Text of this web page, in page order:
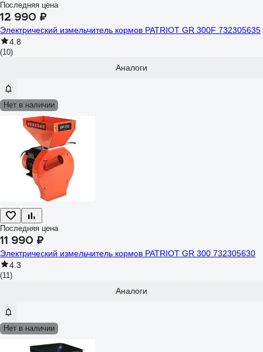
Последняя цена
12 990 ₽
Электрический измельчитель кормов PATRIOT GR 300F 732305635
4.8
(10)
Аналоги
Нет в наличии
Последняя цена
11 990 ₽
Электрический измельчитель кормов PATRIOT GR 300 732305630
4.3
(11)
Аналоги
Нет в наличии